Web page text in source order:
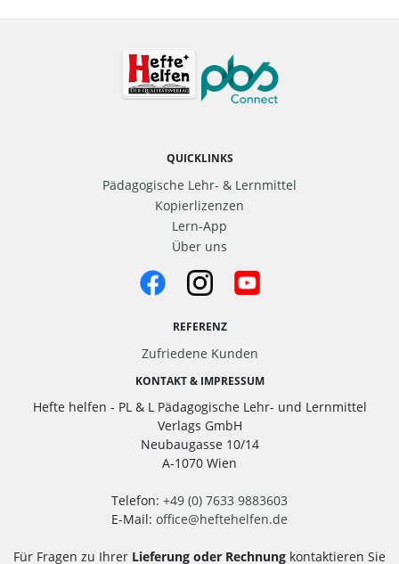
QUICKLINKS
Pädagogische Lehr- & Lernmittel
Kopierlizenzen
Lern-App
Über uns
REFERENZ
Zufriedene Kunden
KONTAKT & IMPRESSUM
Hefte helfen - PL & L Pädagogische Lehr- und Lernmittel
Verlags GmbH
Neubaugasse 10/14
A-1070 Wien
Telefon: +49 (0) 7633 9883603
E-Mail: office@heftehelfen.de
Für Fragen zu Ihrer Lieferung oder Rechnung kontaktieren Sie